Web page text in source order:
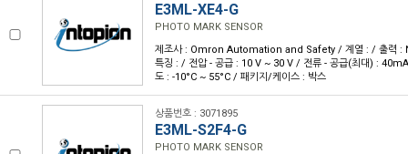
E3ML-XE4-G
PHOTO MARK SENSOR
제조사 : Omron Automation and Safety / 계열 : / 출력 :
특징 : / 전압 - 공급 : 10 V ~ 30 V / 전류 - 공급(최대) :
도 : -10°C ~ 55°C / 패키지/케이스 : 박스
상품번호 : 3071895
E3ML-S2F4-G
PHOTO MARK SENSOR